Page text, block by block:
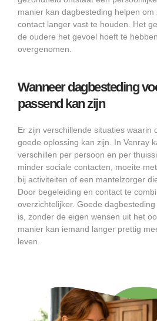
manier kan dagbesteding helpen om
contact langer vast te houden. Het
de oudere het gevoel hoeft te
overgenomen.
Wanneer dagbesteding
passend kan zijn
Er zijn verschillende situaties waarin
goede oplossing kan zijn. In Venray
verschillen per persoon en per
minder sociale contacten, moeite
bij activiteiten of een mantelzorger
Door begeleiding en contact te
overzichtelijker. Goede
is, zonder de eigen wensen uit het
manier kan iemand langer prettig
leven.